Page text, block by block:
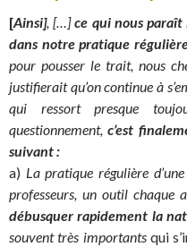
[Ainsi], […]ce qui nous
dans notre pratique
pour pousser le trait, nous
justifierait qu’on continue à
qui ressort presque
questionnement,c’est
suivant :
a) La pratique régulière
professeurs, un outil chaque
débusquer rapidement la
souvent très importantsqui